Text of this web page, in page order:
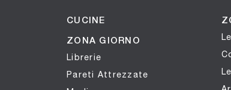
CUCINE
ZONA GIORNO
Librerie
Pareti Attrezzate